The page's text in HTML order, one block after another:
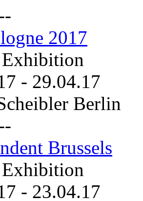
2017
- 29.04.17
Berlin
Brussels
- 23.04.17